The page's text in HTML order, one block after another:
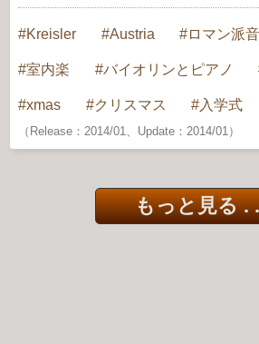
Kreisler Austria ロマン派
室内楽 バイオリンとピアノ
xmas クリスマス 入学式
（Release：2014/01、Update：2014/01）
もっと見る .